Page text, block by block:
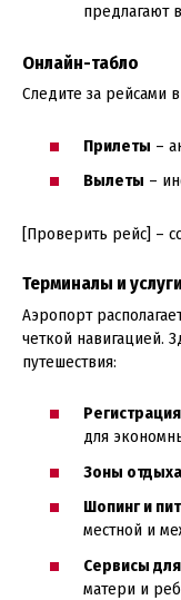
предлагают
Онлайн-табло
Следите за рейсами
Прилеты –
Вылеты –
[Проверить рейс] –
Терминалы и услуги
Аэропорт
четкой навигацией.
путешествия:
для
Зоны отдыха
Шопинг и
местной и
Сервисы
матери и